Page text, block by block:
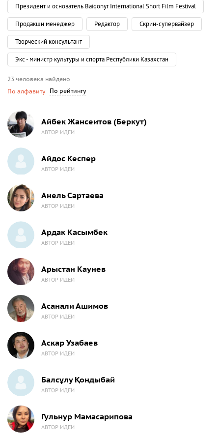
Президент и основатель Baiqonyr International Short Film Festival
Продакшн менеджер Редактор Скрин-супервайзер
Творческий консультант
Экс - министр культуры и спорта Республики Казахстан
23 человека найдено
По алфавиту
По рейтингу
Айбек Жансеитов (Беркут)
АВТОР ИДЕИ
Айдос Кеспер
АВТОР ИДЕИ
Анель Сартаева
АВТОР ИДЕИ
Ардак Касымбек
АВТОР ИДЕИ
Арыстан Каунев
АВТОР ИДЕИ
Асанали Ашимов
АВТОР ИДЕИ
Аскар Узабаев
АВТОР ИДЕИ
Балсұлу Қондыбай
АВТОР ИДЕИ
Гульнур Мамасарипова
АВТОР ИДЕИ